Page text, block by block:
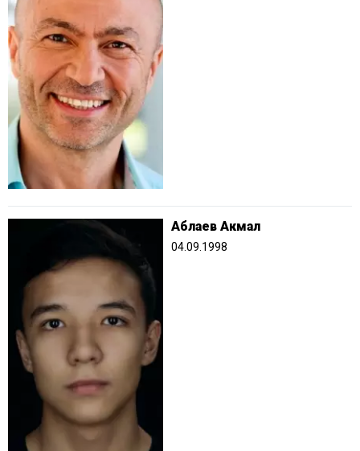
Аблаев Акмал
04.09.1998